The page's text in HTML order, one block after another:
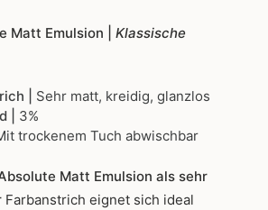
Matt Emulsion | Klassische
| Sehr matt, kreidig, glanzlos
| 3%
trockenem Tuch abwischbar
Matt Emulsion als sehr
Farbanstrich eignet sich ideal